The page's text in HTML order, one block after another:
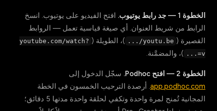
الخطوة 1 — جد رابط يوتيوب.
افتح الفيديو على يوتيوب. انسخ
الرابط من شريط العنوان. أي صيغة قياسية تعمل — الروابط
القصيرة ( youtu.be/... )، الطويلة ( youtube.com/watch?
v=...
)، والمضمَّنة.
الخطوة 2 — افتح Podhoc.
سجّل الدخول إلى
app.podhoc.com. أرصدة الترحيب الخمسون في الخطة
المجانية تُمنح لمرة واحدة وتكفي لحلقة واحدة مدتها 5 دقائق؛